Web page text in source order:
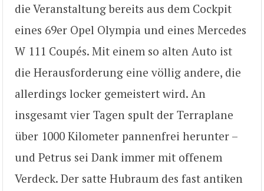
die Veranstaltung bereits aus dem Cockpit
eines 69er Opel Olympia und eines Mercedes
W 111 Coupés. Mit einem so alten Auto ist
die Herausforderung eine völlig andere, die
allerdings locker gemeistert wird. An
insgesamt vier Tagen spult der Terraplane
über 1000 Kilometer pannenfrei herunter –
und Petrus sei Dank immer mit offenem
Verdeck. Der satte Hubraum des fast antiken